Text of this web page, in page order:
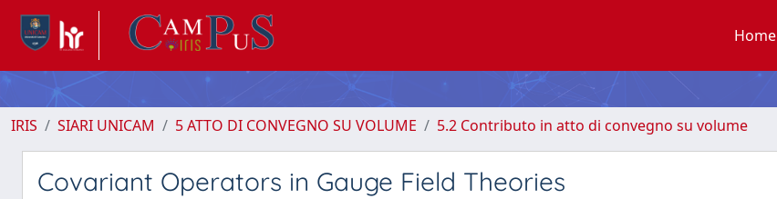
Home
IRIS SIARI UNICAM 5 ATTO DI CONVEGNO SU VOLUME 5.2 Contributo in atto di convegno su volume
Covariant Operators in Gauge Field Theories